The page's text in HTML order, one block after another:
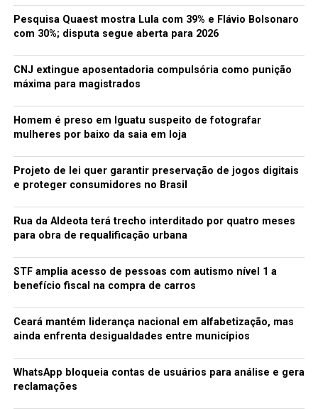
Como você pode perceber, não parece haver muito
muitas suspeitas de que o vídeo seria apenas um hoax
criado para tentar intrigar as pessoas — se foi isso,
“62.10401554464931 24.459908986464143” também
serve como coordenadas para uma floresta na Finlândia.
trás desse vídeo?
Essa história começou em 2008 e o palco principal foi o
4chan. Lá, uma suposta garota chamada Katy Robinson
Pesquisa Quaest mostra Lula com 39% e Flávio Bolsonaro
com 30%; disputa segue aberta para 2026
CNJ extingue aposentadoria compulsória como punição
máxima para magistrados
Homem é preso em Iguatu suspeito de fotografar
mulheres por baixo da saia em loja
Projeto de lei quer garantir preservação de jogos digitais
e proteger consumidores no Brasil
Rua da Aldeota terá trecho interditado por quatro meses
para obra de requalificação urbana
STF amplia acesso de pessoas com autismo nível 1 a
benefício fiscal na compra de carros
Ceará mantém liderança nacional em alfabetização, mas
ainda enfrenta desigualdades entre municípios
WhatsApp bloqueia contas de usuários para análise e gera
reclamações